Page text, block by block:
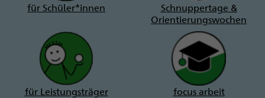
für Schüler*innen
Schnuppertage &
Orientierungswochen
für Leistungsträger focus arbeit